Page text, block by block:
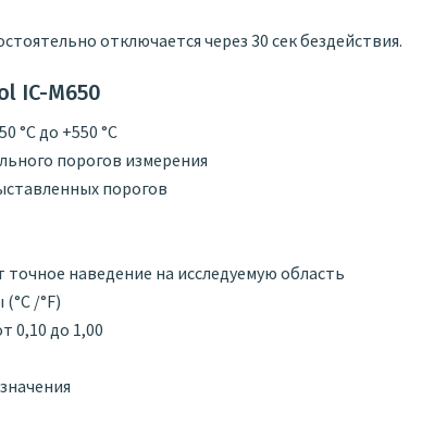
отключается через 30 сек бездействия.
IC-M650
°С до +550 °С
порогов измерения
порогов
наведение на исследуемую область
/°F)
0,10 до 1,00